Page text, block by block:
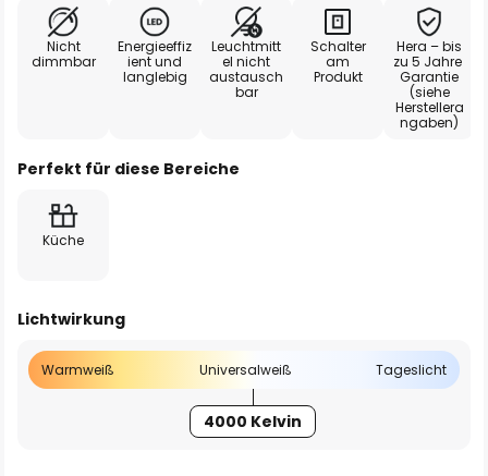
Nicht
dimmbar
Energieeffiz
ient und
langlebig
Leuchtmitt
el nicht
austausch
bar
Schalter
am
Produkt
Hera – bis
zu 5 Jahre
Garantie
(siehe
Herstellera
ngaben)
Perfekt für diese Bereiche
Küche
Lichtwirkung
Warmweiß Universalweiß Tageslicht
4000 Kelvin